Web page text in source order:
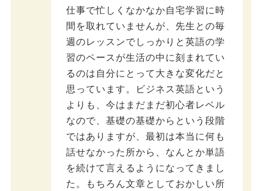
仕事で忙しくなかなか自宅学習に時
間を取れていませんが、先生との毎
週のレッスンでしっかりと英語の学
習のペースが生活の中に刻まれてい
るのは自分にとって大きな変化だと
思っています。ビジネス英語という
よりも、今はまだまだ初心者レベル
なので、基礎の基礎からという段階
ではありますが、最初は本当に何も
話せなかった所から、なんとか単語
を続けて言えるようになってきまし
た。もちろん文章としておかしい所